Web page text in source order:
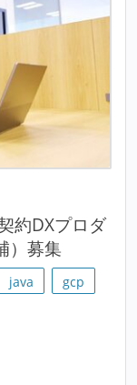
約DXプロダ
）募集
java
gcp